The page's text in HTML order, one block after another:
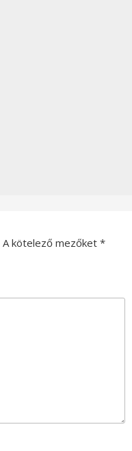
A kötelező mezőket *